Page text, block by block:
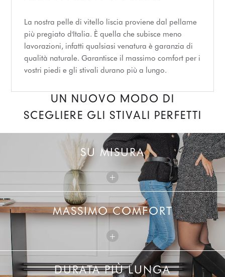
La nostra pelle di vitello liscia proviene dal pellame
più pregiato d'Italia. È quella che subisce meno
lavorazioni, infatti qualsiasi venatura è garanzia di
qualità naturale. Garantisce il massimo comfort per i
vostri piedi e gli stivali durano più a lungo.
UN NUOVO MODO DI
SCEGLIERE GLI STIVALI PERFETTI
SU MISURA
+
MASSIMO COMFORT
+
DURATA PIÙ LUNGA